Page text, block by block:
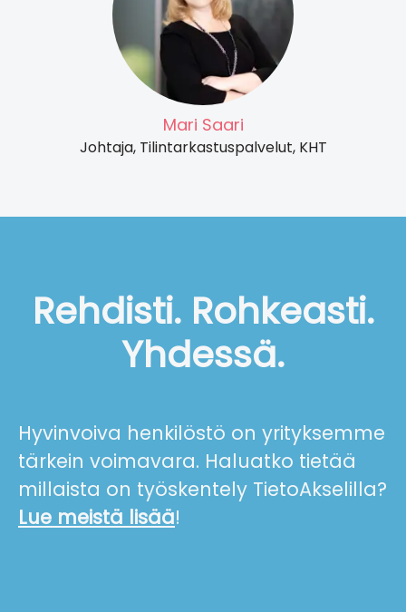
Mari Saari
Johtaja, Tilintarkastuspalvelut, KHT
Rehdisti. Rohkeasti.
Yhdessä.
Hyvinvoiva henkilöstö on yrityksemme
tärkein voimavara. Haluatko tietää
millaista on työskentely TietoAkselilla?
Lue meistä lisää!